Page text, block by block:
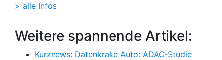
> alle Infos
Weitere spannende Artikel:
Kurznews: Datenkrake Auto: ADAC-Studie